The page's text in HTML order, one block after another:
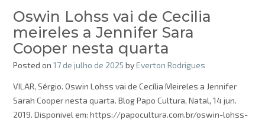
Oswin Lohss vai de Cecilia
meireles a Jennifer Sara
Cooper nesta quarta
Posted on 17 de julho de 2025 byEverton Rodrigues
VILAR, Sérgio. Oswin Lohss vai de Cecília Meireles a Jennifer
Sarah Cooper nesta quarta. Blog Papo Cultura, Natal, 14 jun.
2019. Disponivel em: https://papocultura.com.br/oswin-lohss-